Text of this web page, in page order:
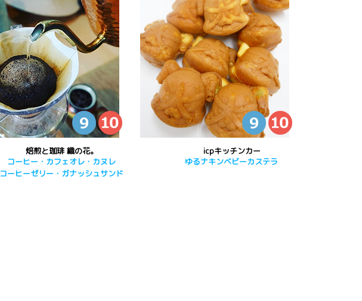
焙煎と珈琲 織の花。
コーヒー・カフェオレ・カヌレ
コーヒーゼリー・ガナッシュサンド
icpキッチンカー
ゆるナキンベビーカステラ